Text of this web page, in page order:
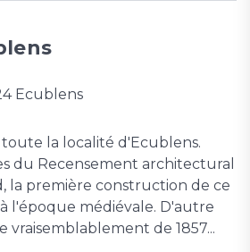
Ecublens
la localité d'Ecublens.
du Recensement architectural
la première construction de ce
l'époque médiévale. D'autre
vraisemblablement de 1857...